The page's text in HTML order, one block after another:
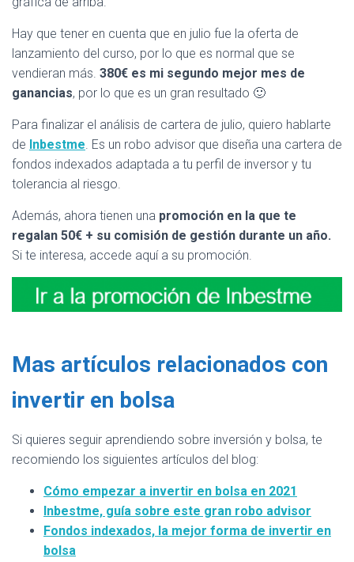
Hay que tener en cuenta que en julio fue la oferta de
lanzamiento del curso, por lo que es normal que se
vendieran más. 380€ es mi segundo mejor mes de
ganancias, por lo que es un gran resultado 🙂
Para finalizar el análisis de cartera de julio, quiero hablarte
de Inbestme. Es un robo advisor que diseña una cartera de
fondos indexados adaptada a tu perfil de inversor y tu
tolerancia al riesgo.
Además, ahora tienen una promoción en la que te
regalan 50€ + su comisión de gestión durante un año.
Si te interesa, accede aquí a su promoción.
Mas artículos relacionados con
invertir en bolsa
Si quieres seguir aprendiendo sobre inversión y bolsa, te
recomiendo los siguientes artículos del blog:
Cómo empezar a invertir en bolsa en 2021
Inbestme, guía sobre este gran robo advisor
Fondos indexados, la mejor forma de invertir en
bolsa